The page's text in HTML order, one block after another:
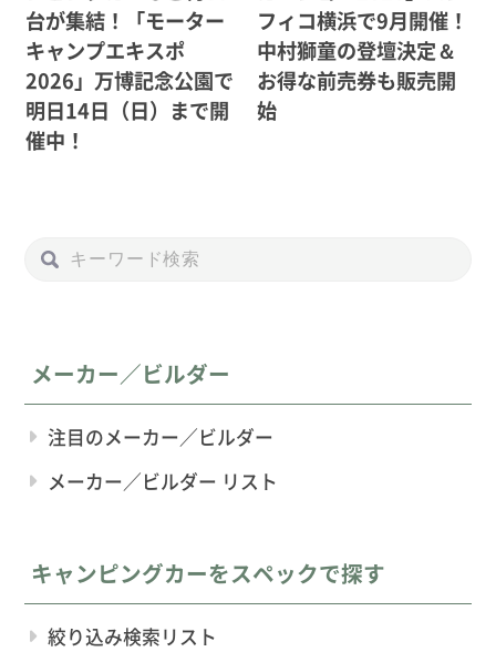
台が集結！「モーター
キャンプエキスポ
2026」万博記念公園で
明日14日（日）まで開
催中！
フィコ横浜で9月開催！
中村獅童の登壇決定＆
お得な前売券も販売開
始
メーカー／ビルダー
注目のメーカー／ビルダー
メーカー／ビルダー リスト
キャンピングカーをスペックで探す
絞り込み検索リスト